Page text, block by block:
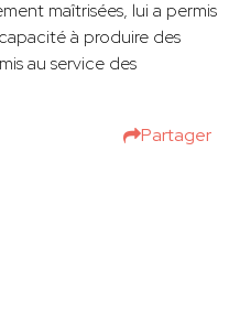
maîtrisées, lui a permis
à produire des
au service des
Partager